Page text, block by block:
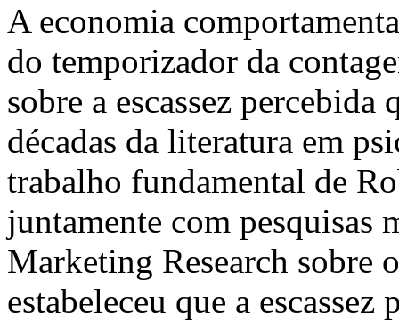
A economia
do temporizador da
sobre a escassez
décadas da literatura em
trabalho fundamental de
juntamente com pesquisas
Marketing Research sobre
estabeleceu que a